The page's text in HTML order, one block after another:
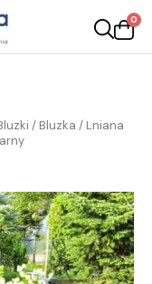
0
/ Bluzka / Lniana